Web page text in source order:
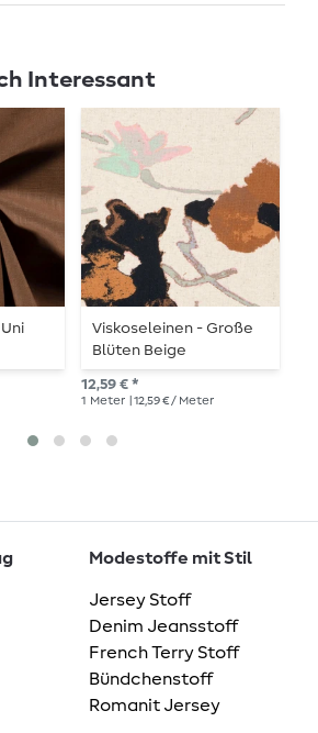
Interessant
Viskoseleinen - Große
Blüten Beige
12,59 € *
1 Meter | 12,59 € / Meter
Modestoffe mit Stil
Jersey Stoff
Denim Jeansstoff
French Terry Stoff
Bündchenstoff
Romanit Jersey